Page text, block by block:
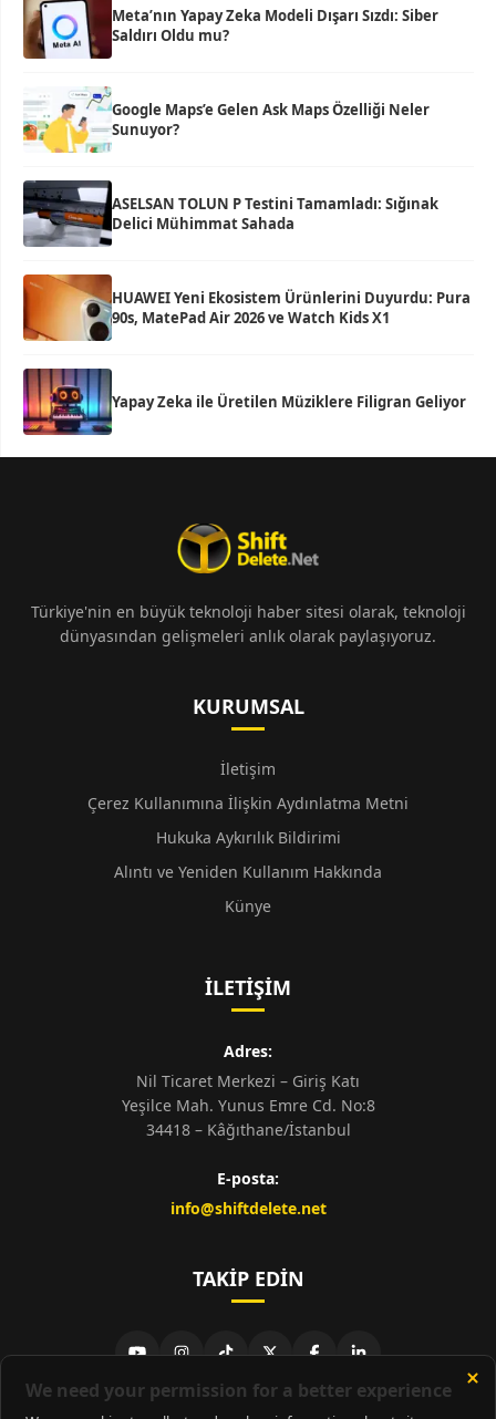
Meta’nın Yapay Zeka Modeli Dışarı Sızdı: Siber
Saldırı Oldu mu?
Google Maps’e Gelen Ask Maps Özelliği Neler
Sunuyor?
ASELSAN TOLUN P Testini Tamamladı: Sığınak
Delici Mühimmat Sahada
HUAWEI Yeni Ekosistem Ürünlerini Duyurdu: Pura
90s, MatePad Air 2026 ve Watch Kids X1
Yapay Zeka ile Üretilen Müziklere Filigran Geliyor
Türkiye'nin en büyük teknoloji haber sitesi olarak, teknoloji
dünyasından gelişmeleri anlık olarak paylaşıyoruz.
KURUMSAL
İletişim
Çerez Kullanımına İlişkin Aydınlatma Metni
Hukuka Aykırılık Bildirimi
Alıntı ve Yeniden Kullanım Hakkında
Künye
İLETIŞIM
Adres:
Nil Ticaret Merkezi – Giriş Katı
Yeşilce Mah. Yunus Emre Cd. No:8
34418 – Kâğıthane/İstanbul
E-posta:
info@shiftdelete.net
TAKIP EDIN